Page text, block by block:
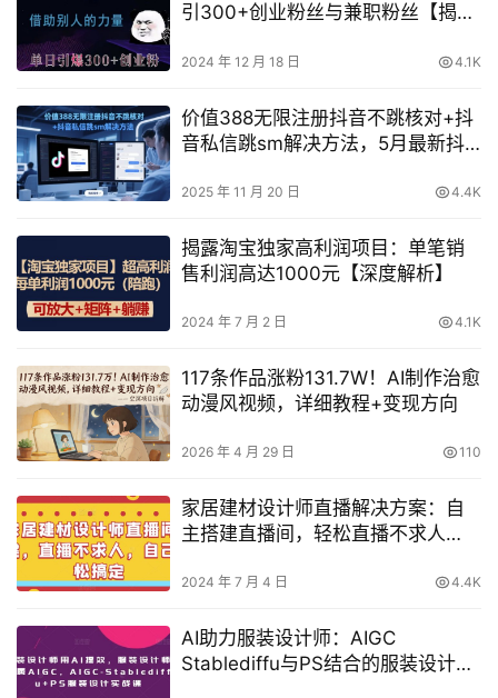
引300+创业粉丝与兼职粉丝【揭
2024 年 12 月 18 日 4.1K
价值388无限注册抖音不跳核对+抖
音私信跳sm解决方法，5月最新抖
2025 年 11 月 20 日 4.4K
揭露淘宝独家高利润项目：单笔销
售利润高达1000元【深度解析】
2024 年 7 月 2 日 4.1K
117条作品涨粉131.7W！AI制作治愈
动漫风视频，详细教程+变现方向
2026 年 4 月 29 日 110
家居建材设计师直播解决方案：自
主搭建直播间，轻松直播不求人
2024 年 7 月 4 日 4.4K
AI助力服装设计师：AIGC
Stablediffu与PS结合的服装设计高